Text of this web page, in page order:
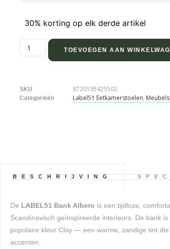
30% korting op elk derde artikel
TOEVOEGEN AAN
SKU 8720195425502
Categorieën Label51 Eetkamerstoelen, Meubels
BESCHRIJVING
De LABEL51 Bank Albero is een tijdloze,
Scandinavisch geïnspireerde interieurs. De bank
populaire kleur Clay — een warme, zandige tint
accenten.